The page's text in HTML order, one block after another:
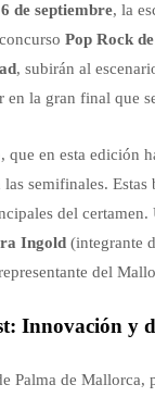
6 de septiembre, la
Pop Rock
, subirán al
en la gran final que
que en esta edición
semifinales.
del
Ingold(integrante
del
Innovación y
Palma de Mallorca,